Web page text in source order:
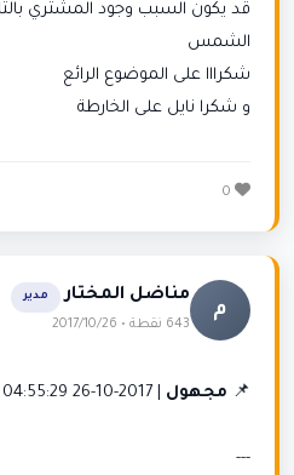
قد يكون السبب وجود المشتري
الشمس
شكرااا على الموضوع الرائع
و شكرا نايل على الخارطة
م
مناضل المختار مدير
643 نقطة • 2017/10/26
📌 مجهول
---